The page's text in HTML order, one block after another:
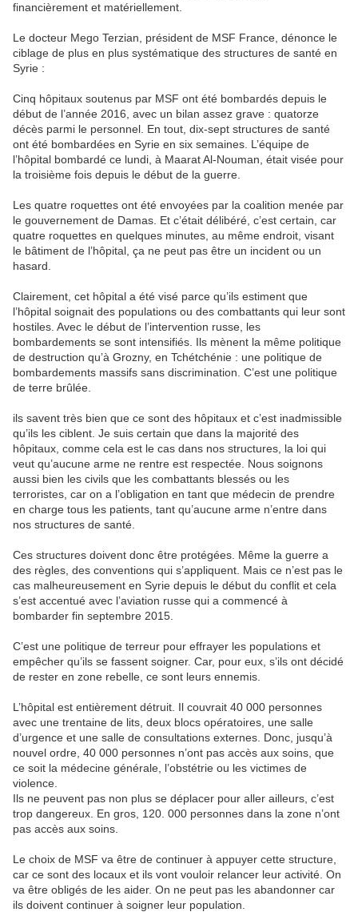
financièrement et matériellement.
Le docteur Mego Terzian, président de MSF France, dénonce le
ciblage de plus en plus systématique des structures de santé en
Syrie :
Cinq hôpitaux soutenus par MSF ont été bombardés depuis le
début de l’année 2016, avec un bilan assez grave : quatorze
décès parmi le personnel. En tout, dix-sept structures de santé
ont été bombardées en Syrie en six semaines. L’équipe de
l’hôpital bombardé ce lundi, à Maarat Al-Nouman, était visée pour
la troisième fois depuis le début de la guerre.
Les quatre roquettes ont été envoyées par la coalition menée par
le gouvernement de Damas. Et c’était délibéré, c’est certain, car
quatre roquettes en quelques minutes, au même endroit, visant
le bâtiment de l’hôpital, ça ne peut pas être un incident ou un
hasard.
Clairement, cet hôpital a été visé parce qu’ils estiment que
l’hôpital soignait des populations ou des combattants qui leur sont
hostiles. Avec le début de l’intervention russe, les
bombardements se sont intensifiés. Ils mènent la même politique
de destruction qu’à Grozny, en Tchétchénie : une politique de
bombardements massifs sans discrimination. C’est une politique
de terre brûlée.
ils savent très bien que ce sont des hôpitaux et c’est inadmissible
qu’ils les ciblent. Je suis certain que dans la majorité des
hôpitaux, comme cela est le cas dans nos structures, la loi qui
veut qu’aucune arme ne rentre est respectée. Nous soignons
aussi bien les civils que les combattants blessés ou les
terroristes, car on a l’obligation en tant que médecin de prendre
en charge tous les patients, tant qu’aucune arme n’entre dans
nos structures de santé.
Ces structures doivent donc être protégées. Même la guerre a
des règles, des conventions qui s’appliquent. Mais ce n’est pas le
cas malheureusement en Syrie depuis le début du conflit et cela
s’est accentué avec l’aviation russe qui a commencé à
bombarder fin septembre 2015.
C’est une politique de terreur pour effrayer les populations et
empêcher qu’ils se fassent soigner. Car, pour eux, s’ils ont décidé
de rester en zone rebelle, ce sont leurs ennemis.
L’hôpital est entièrement détruit. Il couvrait 40 000 personnes
avec une trentaine de lits, deux blocs opératoires, une salle
d’urgence et une salle de consultations externes. Donc, jusqu’à
nouvel ordre, 40 000 personnes n’ont pas accès aux soins, que
ce soit la médecine générale, l’obstétrie ou les victimes de
violence.
Ils ne peuvent pas non plus se déplacer pour aller ailleurs, c’est
trop dangereux. En gros, 120. 000 personnes dans la zone n’ont
pas accès aux soins.
Le choix de MSF va être de continuer à appuyer cette structure,
car ce sont des locaux et ils vont vouloir relancer leur activité. On
va être obligés de les aider. On ne peut pas les abandonner car
ils doivent continuer à soigner leur population.